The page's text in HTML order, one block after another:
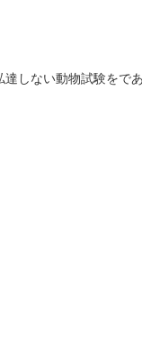
しない動物試験をで